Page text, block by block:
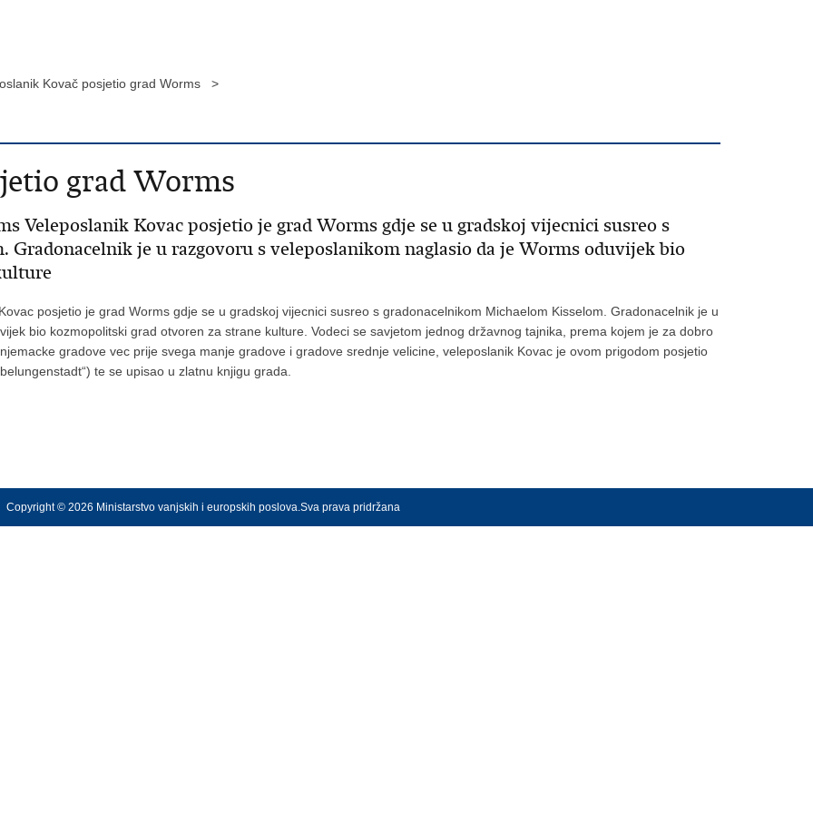
Kovač posjetio grad Worms >
grad Worms
Veleposlanik Kovac posjetio je grad Worms gdje se u gradskoj vijecnici susreo s
Gradonacelnik je u razgovoru s veleposlanikom naglasio da je Worms oduvijek bio
posjetio je grad Worms gdje se u gradskoj vijecnici susreo s gradonacelnikom Michaelom Kisselom. Gradonacelnik je u
bio kozmopolitski grad otvoren za strane kulture. Vodeci se savjetom jednog državnog tajnika, prema kojem je za dobro
gradove vec prije svega manje gradove i gradove srednje velicine, veleposlanik Kovac je ovom prigodom posjetio
te se upisao u zlatnu knjigu grada.
Copyright © 2026 Ministarstvo vanjskih i europskih poslova.Sva prava pridržana